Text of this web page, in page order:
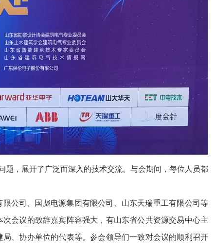
题，展开了广泛而深入的技术交流。与会期间，每位人员都
公司、国彪电源集团有限公司、山东天瑞重工有限公司等
会议的致辞嘉宾阵容强大，有山东省公共资源交易中心主
、协办单位的代表等。参会领导们一致对会议的顺利召开